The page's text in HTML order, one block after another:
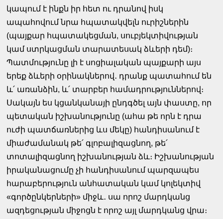
կապում է ինքն իր հետ ու դրանով իսկ
ապահովում նրա հպատակվելն ուրիշներին
(պայքար հպատակեցման, սուբյեկտիվության
կամ ստրկացման տարատեսակ ձևերի դեմ)։
Պատմությունը լի է սոցիալական պայքարի այս
երեք ձևերի օրինակներով․ դրանք պատահում են
և՛ առանձին, և՛ տարբեր համադրություններով։
Սակայն ես կցանկանայի ընդգծել այն փաստը, որ
պետական իշխանությունը (ահա թե որն է դրա
ուժի պատճառներից ևս մեկը) հանդիսանում է
միաժամանակ թե՛ գլոբալիզացնող, թե՛
տոտալիզացնող իշխանության ձև։ Իշխանության
իրականացումը չի հանդիսանում պարզապես
հարաբերություն անհատական կամ կոլեկտիվ
«գործընկերների» միջև․ սա որոշ մարդկանց
ազդեցության միջոցն է որոշ այլ մարդկանց վրա։